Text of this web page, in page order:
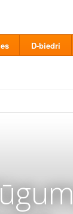
D-biedri